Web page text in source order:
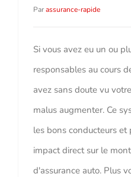
Parassurance-rapide
Si vous avez eu un ou
responsables au cours
avez sans doute vu
malus augmenter. Ce
les bons conducteurs et
impact direct sur le
d'assurance auto. Plus